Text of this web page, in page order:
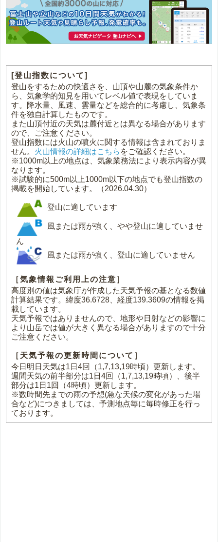
[登山指数について]
登山をするための快適さを、山頂や山麓の気象条件か
ら、気象学的知見を用いてレベル値で表現をしていま
す。降水量、風速、雲量などを総合的に考慮し、気象条
件を独自計算したものです。
また山頂付近の天気は麓付近とは異なる場合があります
ので、ご注意ください。
登山指数には火山の噴火に関する情報は含まれておりま
せん。 火山情報の詳細はこちら をご確認ください。
※1000m以上の地点は、気象業務法により表示内容が異
なります。
※試験的に500m以上1000m以下の地点でも登山指数の
掲載を開始しています。（2026.04.30）
登山に適しています
風または雨が強く、やや登山に適していませ
ん
風または雨が強く、登山に適していません
［気象情報ご利用上の注意］
高度別の値は気象庁が作成した天気予報の基となる数値
計算結果です。緯度36.6728、経度139.3609の情報を掲
載しています。
天気予報ではありませんので、地形や日射などの影響に
より山岳では値が大きく異なる場合がありますので十分
ご注意ください。
［天気予報の更新時間について］
今日明日天気は1日4回（1,7,13,19時頃）更新します。
週間天気の前半部分は1日4回（1,7,13,19時頃）、後半
部分は1日1回（4時頃）更新します。
※数時間先までの雨の予想(急な天候の変化があった場
合など)につきましては、予測地点毎に毎時修正を行っ
ております。